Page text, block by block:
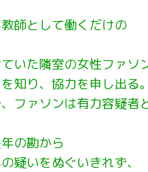
師として働くだけの
いた隣室の女性ファソン
知り、協力を申し出る。
ファソンは有力容疑者
の勘から
疑いをぬぐいきれず、